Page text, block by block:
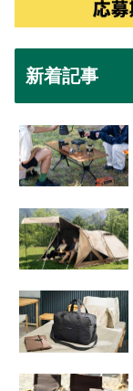
新着記事